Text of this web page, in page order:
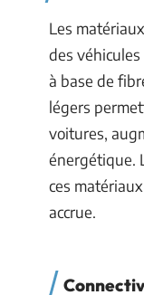
Les
des
à base de
légers
voitures,
énergétique.
ces
accrue.